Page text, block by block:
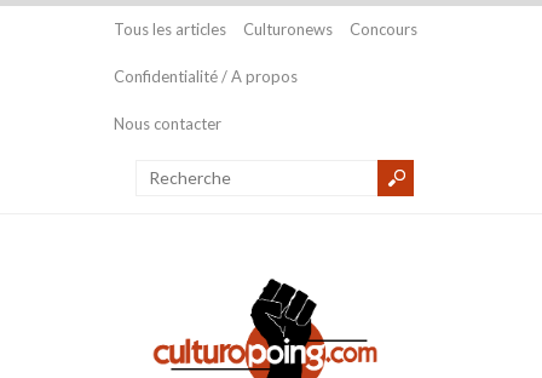
Tous les articles Culturonews Concours
Confidentialité / A propos
Nous contacter